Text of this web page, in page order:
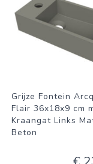
Grijze Fontein
Flair 36x18x9 cm
Kraangat Links
Beton